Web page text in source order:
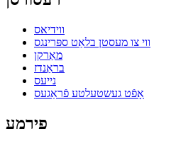
ווידיאס
ווי צו מעסטן בלאַט ספּרינגס
מאַרקן
בראַנדז
נייעס
אָפֿט געשטעלטע פֿראַגעס
פירמע